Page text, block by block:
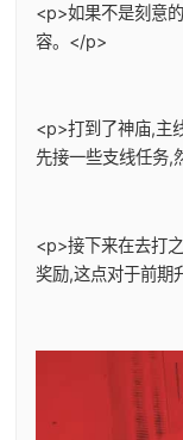
<p>如果不是刻意
容。</p>
<p>打到了神庙,主
先接一些支线任务,
<p>接下来在去打
奖励,这点对于前期